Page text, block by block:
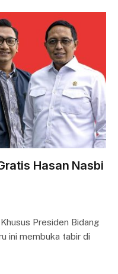
Hasan Nasbi
Presiden Bidang
ini membuka tabir di